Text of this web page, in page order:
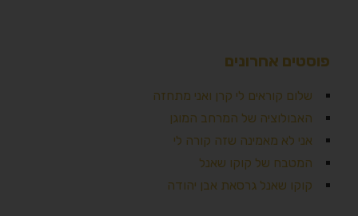
פוסטים אחרונים
שלום קוראים לי קרן ואני מתחזה
האבולוציה של המרחב המוגן
אני לא מאמינה שזה קורה לי
המטבח של קוקו שאנל
קוקו שאנל גרסאת אבן יהודה